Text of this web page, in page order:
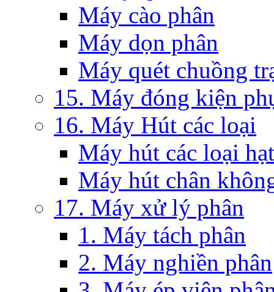
Máy cào phân
Máy dọn phân
Máy quét chuồng
15. Máy đóng kiện
16. Máy Hút các loại
Máy hút các loại hạt
Máy hút chân
17. Máy xử lý phân
1. Máy tách phân
2. Máy nghiền phân